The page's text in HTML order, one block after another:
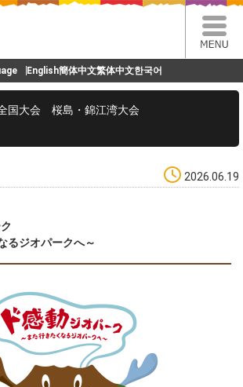
English簡体中文繁体中文한국어
国大会 桜島・錦江湾大会
2026.06.19
るジオパークへ～